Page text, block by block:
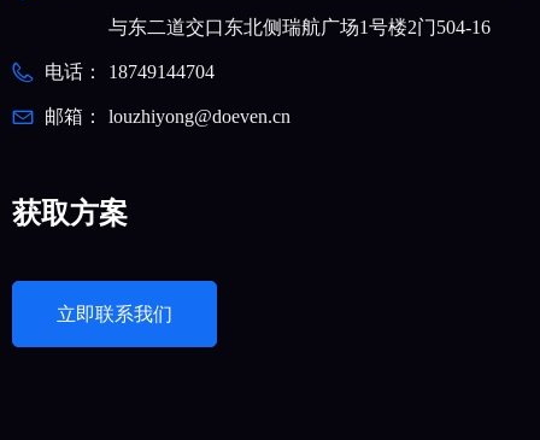
与东二道交口东北侧瑞航广场1号楼2门504-16
电话： 18749144704
邮箱： louzhiyong@doeven.cn
获取方案
立即联系我们